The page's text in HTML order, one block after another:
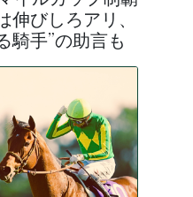
びしろアリ、
騎手”の助言も